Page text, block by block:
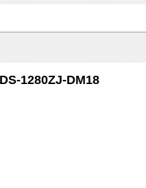
1280ZJ-DM18